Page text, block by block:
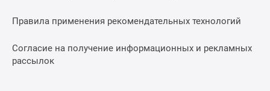
Правила применения рекомендательных технологий
Согласие на получение информационных и рекламных
рассылок